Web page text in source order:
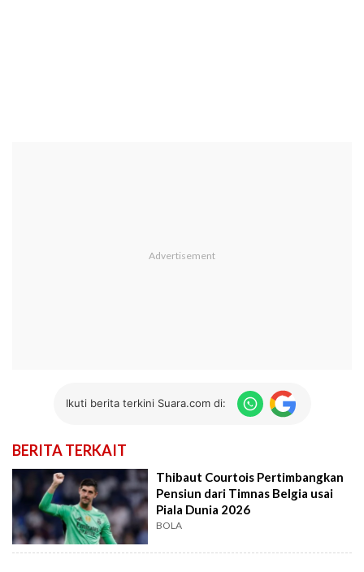
Ikuti berita terkini Suara.com di:
BERITA TERKAIT
Thibaut Courtois Pertimbangkan
Pensiun dari Timnas Belgia usai
Piala Dunia 2026
BOLA